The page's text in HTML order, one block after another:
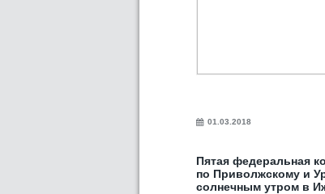
01.03.2018
Пятая федеральная
по Приволжскому и
солнечным утром в